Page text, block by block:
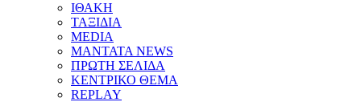
ΙΘΑΚΗ
ΤΑΞΙΔΙΑ
MEDIA
MANTATA NEWS
ΠΡΩΤΗ ΣΕΛΙΔΑ
ΚΕΝΤΡΙΚΟ ΘΕΜΑ
REPLAY